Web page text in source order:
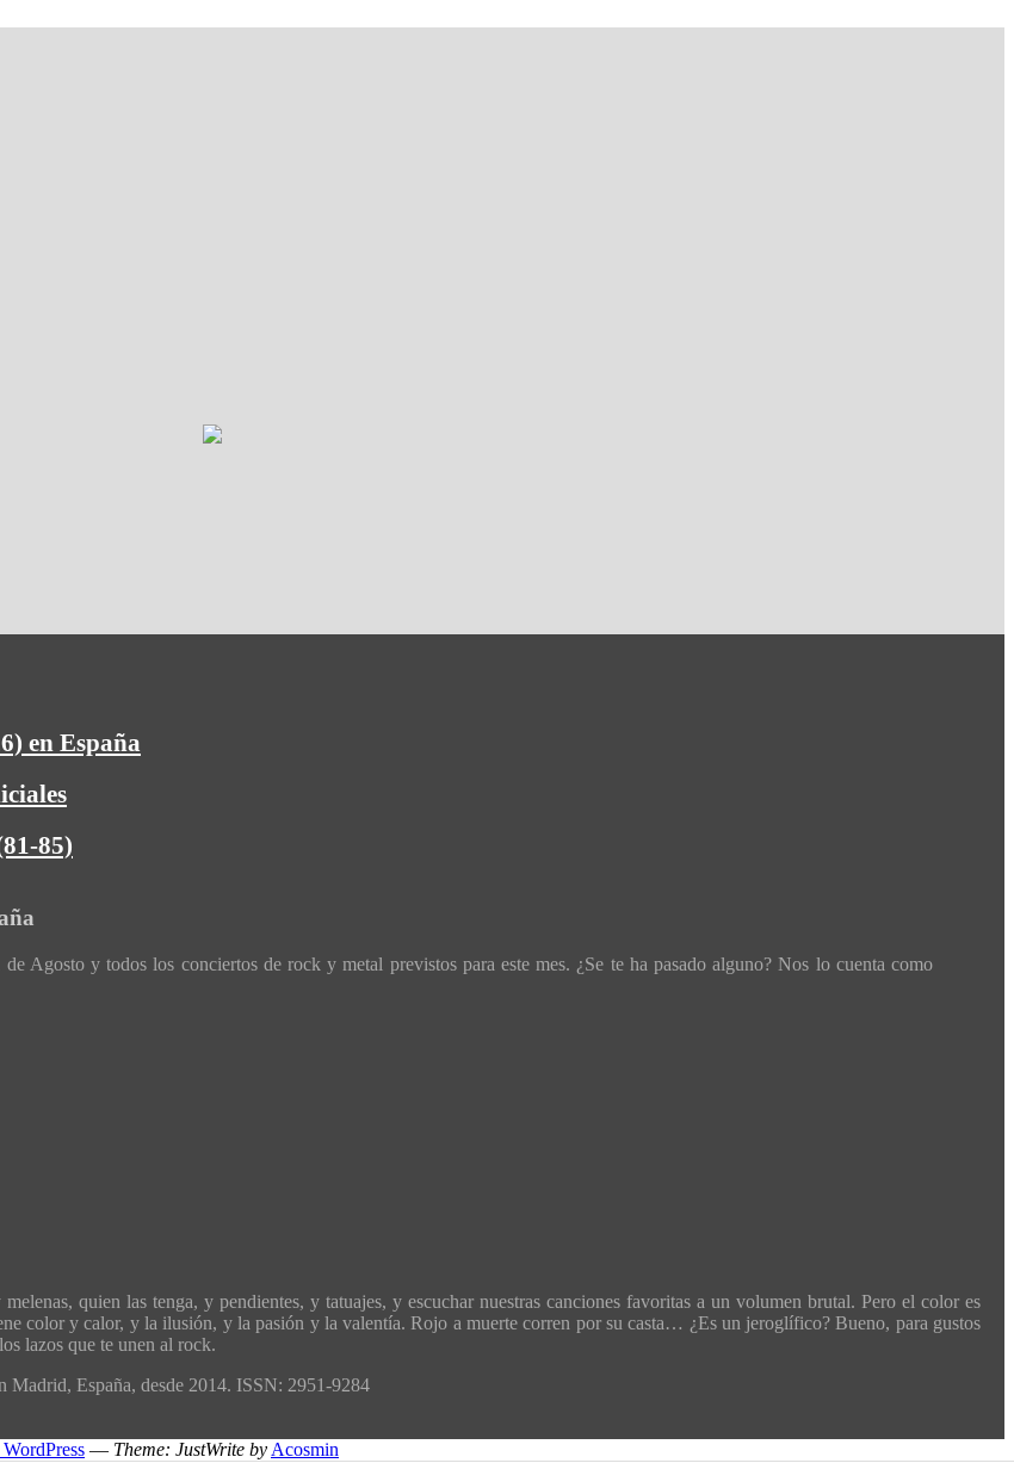
en España
85)
Agosto y todos los conciertos de rock y metal previstos para este mes. ¿Se te ha pasado alguno? Nos lo cuenta como
quien las tenga, y pendientes, y tatuajes, y escuchar nuestras canciones favoritas a un volumen brutal. Pero el color es
color y calor, y la ilusión, y la pasión y la valentía. Rojo a muerte corren por su casta… ¿Es un jeroglífico? Bueno, para gustos
lazos que te unen al rock.
Madrid, España, desde 2014. ISSN: 2951-9284
— Theme: JustWrite by Acosmin